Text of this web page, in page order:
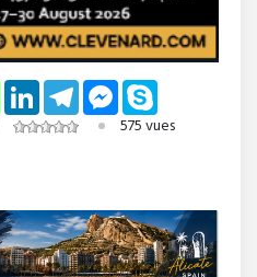
WhatsAppLinkedInTelegramMessenger
575 vues